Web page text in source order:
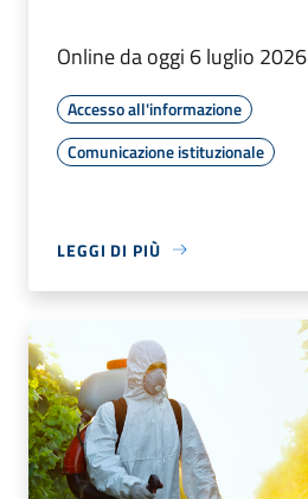
Online da oggi 6 luglio 2026
Accesso all'informazione
Comunicazione istituzionale
LEGGI DI PIÙ